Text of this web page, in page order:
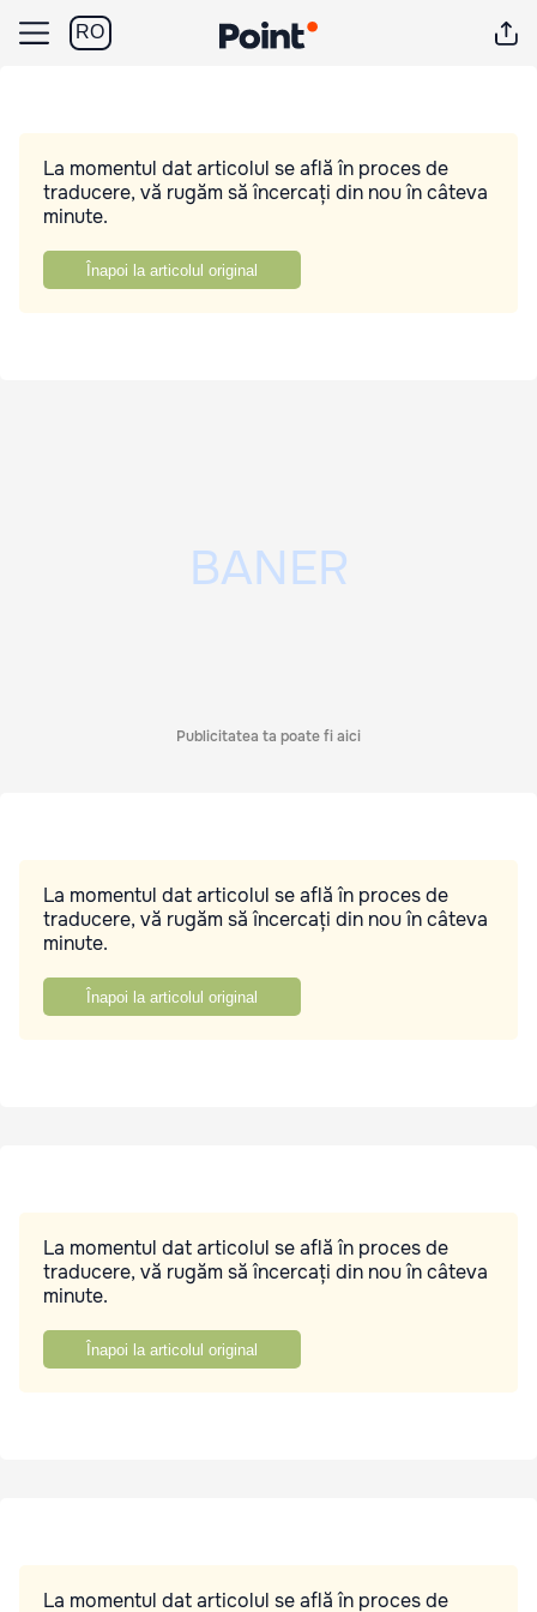
RO
La momentul dat articolul se află în proces de
traducere, vă rugăm să încercați din nou în câteva
minute.
Înapoi la articolul original
Publicitatea ta poate fi aici
La momentul dat articolul se află în proces de
traducere, vă rugăm să încercați din nou în câteva
minute.
Înapoi la articolul original
La momentul dat articolul se află în proces de
traducere, vă rugăm să încercați din nou în câteva
minute.
Înapoi la articolul original
La momentul dat articolul se află în proces de